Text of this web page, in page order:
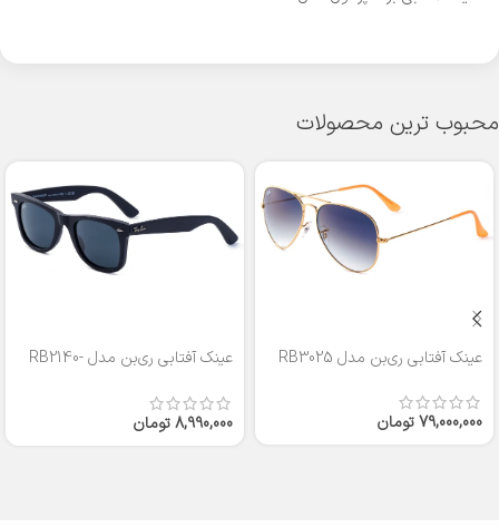
محبوب ترین محصولات
عینک آفتابی ری‌بن مدل RB3025
79,000,000تومان
عینک آفتابی ری‌بن مدل RB2140-
8,990,000تومان